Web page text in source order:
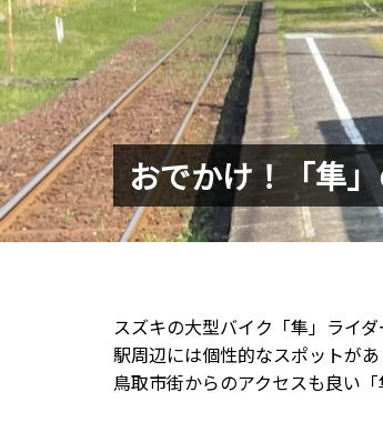
おでかけ！「隼
スズキの大型バイク「隼」ライ
駅周辺には個性的なスポットがあ
鳥取市街からのアクセスも良い